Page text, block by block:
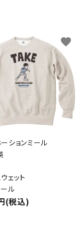
ションミール
ェット
ル
(税込)
favorite